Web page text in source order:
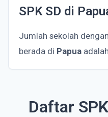
SPK SD di
Jumlah sekolah
berada di Papua
Daftar